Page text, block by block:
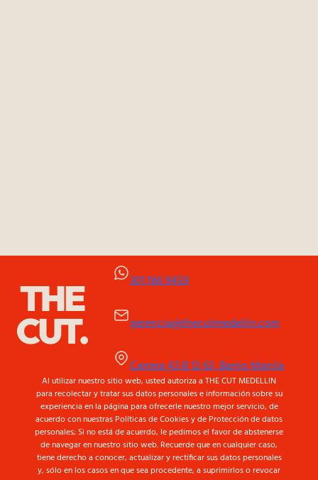
301 166 9459
gerencia@thecutmedellin.com
Carrera 43 B 12 63, Barrio Manila
Al utilizar nuestro sitio web, usted autoriza a THE CUT MEDELLIN
para recolectar y tratar sus datos personales e información sobre su
experiencia en la página para ofrecerle nuestro mejor servicio, de
acuerdo con nuestras Políticas de Cookies y de Protección de datos
personales; Si no está de acuerdo, le pedimos el favor de abstenerse
de navegar en nuestro sitio web. Recuerde que en cualquier caso,
tiene derecho a conocer, actualizar y rectificar sus datos personales
y, sólo en los casos en que sea procedente, a suprimirlos o revocar